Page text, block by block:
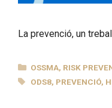
La prevenció, un
CATEGORIES
OSSMA, RISK
TAGS
ODS8, PREVENCIÓ,